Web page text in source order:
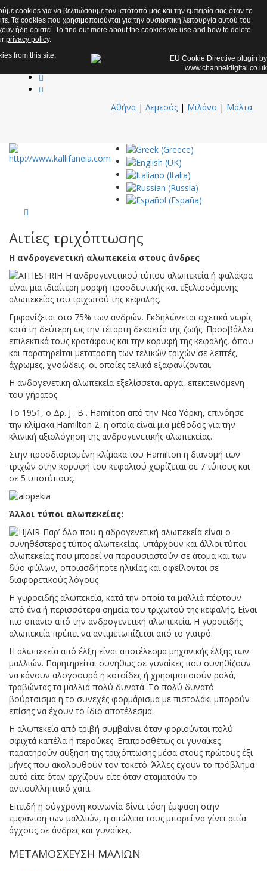
+30 210 9333323
+30 695 3014660 & +357 96016702
info@kallifaneia.eu
Αθήνα | Λεμεσός | Μιλάνο | Μάλτα
Αιτίες τριχόπτωσης
Η ανδρογενετική αλωπεκεία στους άνδρες
Η ανδρογενετικού τύπου αλωπεκεία ή φαλάκρα
είναι μια ιδιαίτερη μορφή προοδευτικής και εξελισσόμενης
αλωπεκείας του τριχωτού της κεφαλής.
Εμφανίζεται στο 75% των ανδρών. Εκδηλώνεται σχετικά νωρίς
κατά τη δεύτερη ως την τέταρτη δεκαετία της ζωής. Προσβάλλει
επιλεκτικά τους κροτάφους και την κορυφή της κεφαλής, όπου
και παρατηρείται μετατροπή των τελικών τριχών σε λεπτές,
άχρωμες, χνοώδεις, οι οποίες τελικά εξαφανίζονται.
Η ανδογενετικη αλωπεκεία εξελίσσεται αργά, επεκτεινόμενη
του γήρατος.
Το 1951, ο Δρ. J . B . Hamilton από την Νέα Υόρκη, επινόησε
την κλίμακα Hamilton 2, η οποία είναι μια μέθοδος για την
κλινική αξιολόγηση της ανδρογενετικής αλωπεκείας.
Στην προσδιορισμένη κλίμακα του Hamilton η διανομή των
τριχών στην κορυφή του κεφαλιού χωρίζεται σε 7 τύπους και
σε 5 υποτύπους.
Άλλοι τύποι αλωπεκείας:
Παρ’ όλο που η αδρογενετική αλωπεκεία είναι ο
συνηθέστερος τύπος αλωπεκείας, υπάρχουν και άλλοι τύποι
αλωπεκείας που μπορεί να παρουσιαστούν σε άτομα και των
δύο φύλων, οποιασδήποτε ηλικίας και οφείλονται σε
διαφορετικούς λόγους
Η γυροειδής αλωπεκεία, κατά την οποία τα μαλλιά πέφτουν
από ένα ή περισσότερα σημεία του τριχωτού της κεφαλής. Είναι
πιο σπάνιο από την ανδρογενετική αλωπεκεία. Η γυροειδής
αλωπεκεία πρέπει να αντιμετωπίζεται από το γιατρό.
Η αλωπεκεία από έλξη είναι αποτέλεσμα μηχανικής έλξης των
μαλλιών. Παρητηρείται συνήθως σε γυναίκες που συνηθίζουν
να κάνουν αλογοουρά ή κοτσίδες ή χρησιμοποιούν ρολά,
τραβώντας τα μαλλιά πολύ δυνατά. Το πολύ δυνατό
βούρτσισμα ή το συνεχές φορμάρισμα με πιστολάκι μπορούν
επίσης να έχουν το ίδιο αποτέλεσμα.
Η αλωπεκεία από τριβή συμβαίνει όταν φοριούνται πολύ
σφιχτά καπέλα ή περούκες. Επιπροσθέτως οι γυναίκες
παρατηρούν αύξηση της τριχόπτωσης μέσα στους πρώτους έξι
μήνες που ακολουθούν τον τοκετό. Άλλες έχουν το πρόβλημα
αυτό είτε όταν αρχίζουν είτε όταν σταματούν το
αντισυλληπτικό χάπι.
Επειδή η σύγχρονη κοινωνία δίνει τόση έμφαση στην
εμφάνιση των μαλλιών, η απώλεια τους μπορεί να γίνει αιτία
άγχους σε άνδρες και γυναίκες.
ΜΕΤΑΜΟΣΧΕΥΣΗ ΜΑΛΙΩΝ
cookies για να βελτιώσουμε τον ιστότοπό μας και την εμπειρία σας όταν το
Τα cookies που χρησιμοποιούνται για την ουσιαστική λειτουργία αυτού του
ήδη οριστεί. To find out more about the cookies we use and how to delete
privacy policy.
from this site.